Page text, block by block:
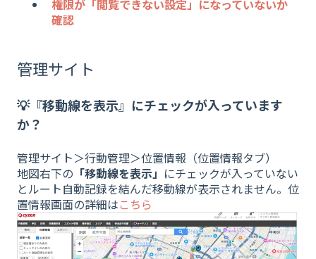
権限が「閲覧できない設定」になっていないか
確認
管理サイト
💡『移動線を表示』にチェックが入っています
か？
管理サイト＞行動管理＞位置情報（位置情報タブ）
地図右下の 「移動線を表示」 にチェックが入っていない
とルート自動記録を結んだ移動線が表示されません。位
置情報画面の詳細はこちら